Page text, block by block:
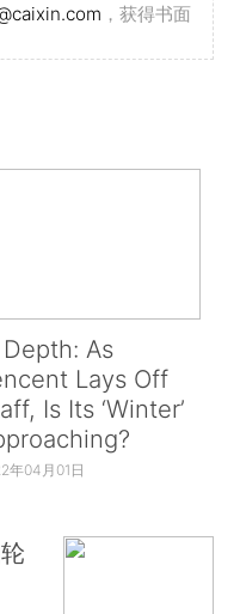
，获得书面
Depth: As
Lays Off
Is Its ‘Winter’
年04月01日